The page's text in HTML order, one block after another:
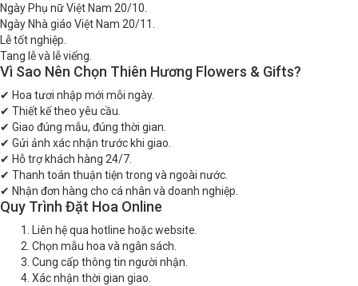
Ngày Phụ nữ Việt Nam 20/10.
Ngày Nhà giáo Việt Nam 20/11.
Lễ tốt nghiệp.
Tang lễ và lễ viếng.
Vì Sao Nên Chọn Thiên Hương Flowers & Gifts?
✔ Hoa tươi nhập mới mỗi ngày.
✔ Thiết kế theo yêu cầu.
✔ Giao đúng mẫu, đúng thời gian.
✔ Gửi ảnh xác nhận trước khi giao.
✔ Hỗ trợ khách hàng 24/7.
✔ Thanh toán thuận tiện trong và ngoài nước.
✔ Nhận đơn hàng cho cá nhân và doanh nghiệp.
Quy Trình Đặt Hoa Online
Liên hệ qua hotline hoặc website.
Chọn mẫu hoa và ngân sách.
Cung cấp thông tin người nhận.
Xác nhận thời gian giao.